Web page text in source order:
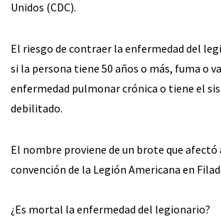
Unidos (CDC).
El riesgo de contraer la enfermedad del
si la persona tiene 50 años o más, fuma o
enfermedad pulmonar crónica o tiene el
debilitado.
El nombre proviene de un brote que afectó
convención de la Legión Americana en
¿Es mortal la enfermedad del legionario?